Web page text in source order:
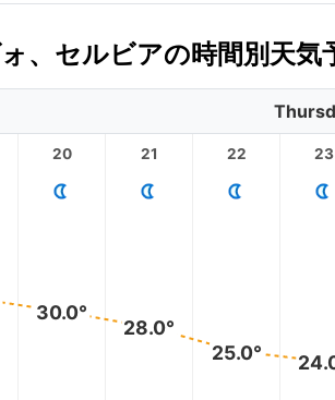
、セルビアの時間別天気
20
30.0°
21
28.0°
22
25.0°
23